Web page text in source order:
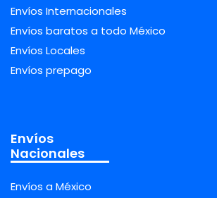
Envíos Internacionales
Envíos baratos a todo México
Envíos Locales
Envíos prepago
Envíos
Nacionales
Envíos a México